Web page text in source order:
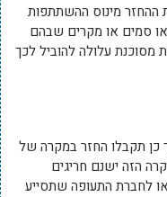
מינוס ההשתתפות
סמים או מקרים שבהם
עלולה להוביל לכך
תקבלו החזר במקרה של
הזה ישנם חריגים
לחברת התעופה שתסייע